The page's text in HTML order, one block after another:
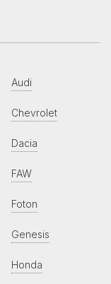
Audi
Chevrolet
Dacia
FAW
Foton
Genesis
Honda